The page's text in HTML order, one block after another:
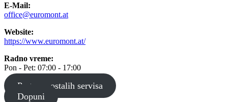
E-Mail:
office@euromont.at
Website:
https://www.euromont.at/
Radno vreme:
Pon - Pet: 07:00 - 17:00
Pretraga ostalih servisa
Dopuni